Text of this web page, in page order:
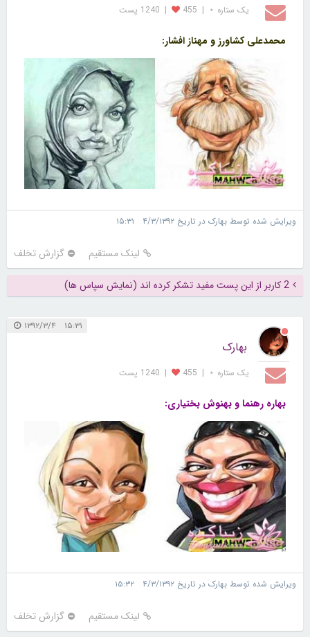
یک ستاره ⋆ |
455
| 1240 پست
محمدعلی کشاورز و مهناز افشار:
ویرایش شده توسط بهارک در تاریخ ۴/۳/۱۳۹۲ ۱۵:۳۱
لینک مستقیم گزارش تخلف
2 کاربر از این پست مفید تشکر کرده اند (نمایش سپاس ها)
۱۵:۳۱ ۱۳۹۲/۳/۴
بهارک
یک ستاره ⋆ |
455
| 1240 پست
بهاره رهنما و بهنوش بختیاری:
ویرایش شده توسط بهارک در تاریخ ۴/۳/۱۳۹۲ ۱۵:۳۲
لینک مستقیم گزارش تخلف